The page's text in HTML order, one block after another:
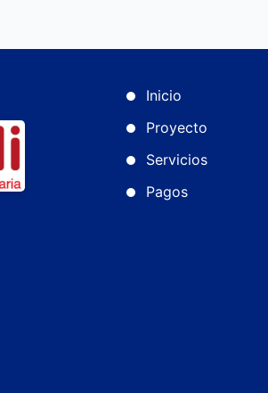
Inicio
Proyecto
Servicios
Pagos